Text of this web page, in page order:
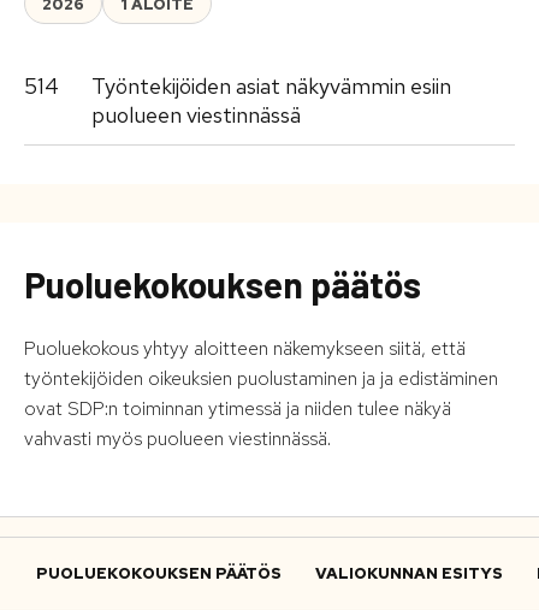
514
Työntekijöiden asiat näkyvämmin esiin
puolueen viestinnässä
Puoluekokouksen päätös
Puoluekokous yhtyy aloitteen näkemykseen siitä, että
työntekijöiden oikeuksien puolustaminen ja ja edistäminen
ovat SDP:n toiminnan ytimessä ja niiden tulee näkyä
vahvasti myös puolueen viestinnässä.
PUOLUEKOKOUKSEN PÄÄTÖS VALIOKUNNAN ESITYS